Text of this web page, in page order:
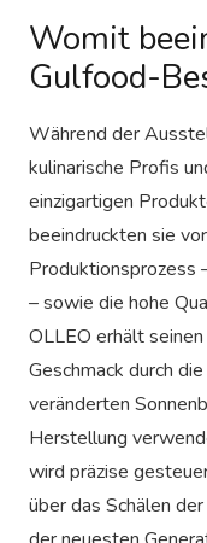
Womit
Gulfood-
Während der
kulinarische Profis
einzigartigen
beeindruckten sie
Produktionsprozess
– sowie die hohe
OLLEO erhält
Geschmack durch
veränderten
Herstellung
wird präzise
über das Schälen